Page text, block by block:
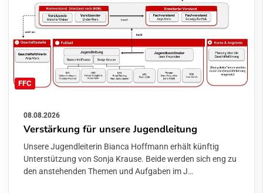
FFC
08.08.2026
Verstärkung für unsere Jugendleitung
Unsere Jugendleiterin Bianca Hoffmann erhält künftig
Unterstützung von Sonja Krause. Beide werden sich eng zu
den anstehenden Themen und Aufgaben im J…